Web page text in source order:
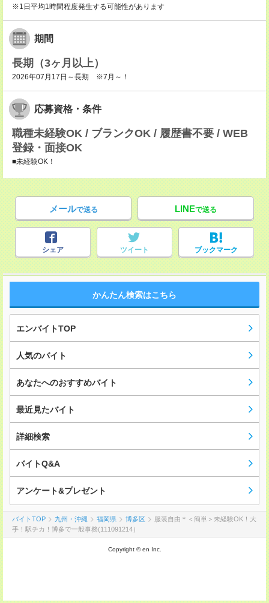
※1日平均1時間程度発生する可能性があります
期間
長期（3ヶ月以上）
2026年07月17日～長期 ※7月～！
応募資格・条件
職種未経験OK / ブランクOK / 履歴書不要 / WEB
登録・面接OK
■未経験OK！
メールで送る LINEで送る
シェア ツイート ブックマーク
かんたん検索はこちら
エンバイトTOP
人気のバイト
あなたへのおすすめバイト
最近見たバイト
詳細検索
バイトQ&A
アンケート&プレゼント
バイトTOP 九州・沖縄 福岡県 博多区
服装自由＊＜簡単＞未経験OK！大
手！駅チカ！博多で一般事務(111091214）
Copyright © en Inc.